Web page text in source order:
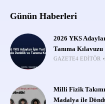
Günün Haberleri
2026 YKS
Tanıma Kılavuzu
GAZETE4 EDITÖR
Milli Fizik
Madalya ile